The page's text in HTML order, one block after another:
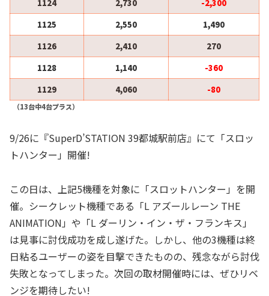
1124
2,730
-2,300
1125
2,550
1,490
1126
2,410
270
1128
1,140
-360
1129
4,060 -80
（13台中4台プラス）
9/26に『SuperD’STATION 39都城駅前店』にて「スロッ
トハンター」開催!
この日は、上記5機種を対象に「スロットハンター」を開
催。シークレット機種である「L アズールレーン THE
ANIMATION」や「L ダーリン・イン・ザ・フランキス」
は見事に討伐成功を成し遂げた。しかし、他の3機種は終
日粘るユーザーの姿を目撃できたものの、残念ながら討伐
失敗となってしまった。次回の取材開催時には、ぜひリベ
ンジを期待したい!